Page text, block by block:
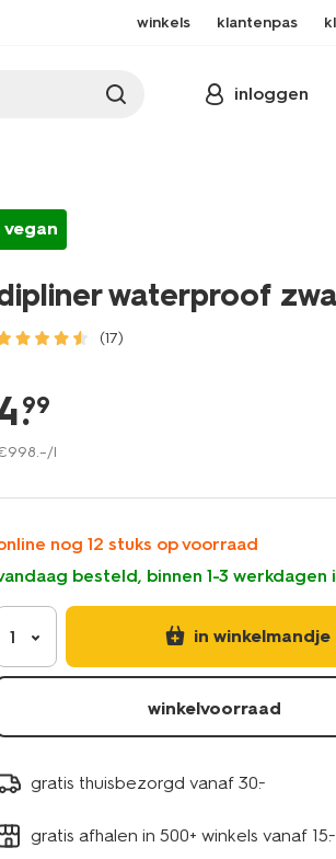
winkels klantenpas
inloggen
vegan
waterproof
(17)
eyeliner/dipliner-
.
99
998.–/l
nog 12 stuks op voorraad
besteld, binnen 1-3 werkdagen
1 in winkelmandje
winkelvoorraad
gratis thuisbezorgd vanaf 30.-
gratis afhalen in 500+ winkels vanaf 15.-